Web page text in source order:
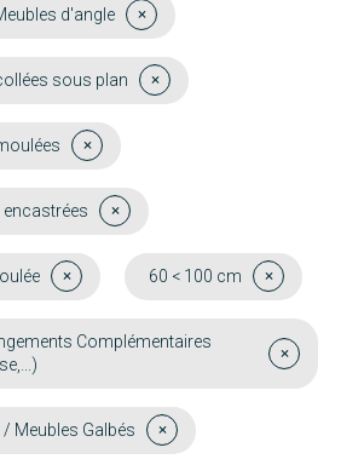
d'angle
sous plan
60 < 100 cm
Complémentaires
Meubles Galbés